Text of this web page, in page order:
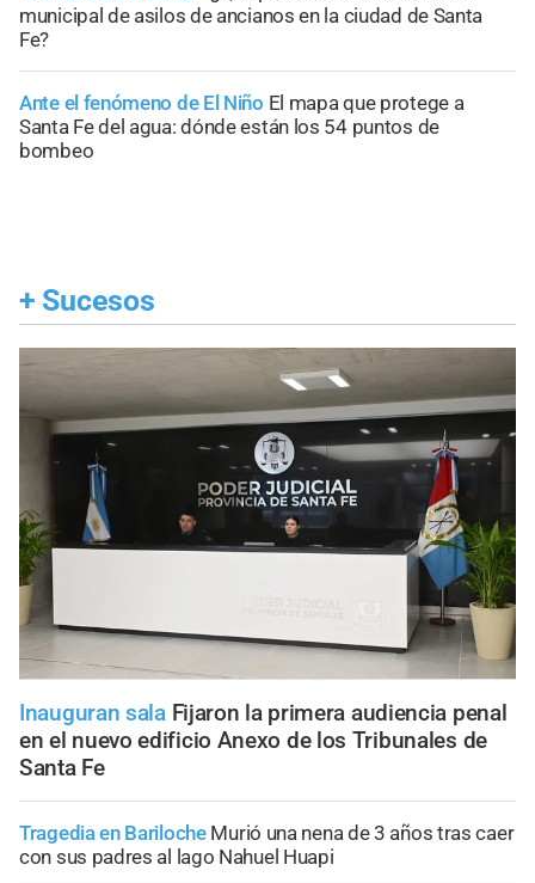
municipal de asilos de ancianos en la ciudad de Santa
Fe?
Ante el fenómeno de El Niño El mapa que protege a
Santa Fe del agua: dónde están los 54 puntos de
bombeo
+ Sucesos
Inauguran sala Fijaron la primera audiencia penal
en el nuevo edificio Anexo de los Tribunales de
Santa Fe
Tragedia en Bariloche Murió una nena de 3 años tras caer
con sus padres al lago Nahuel Huapi